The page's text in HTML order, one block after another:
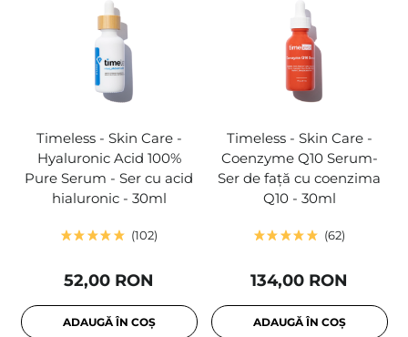
Timeless - Skin Care -
Hyaluronic Acid 100%
Pure Serum - Ser cu acid
hialuronic - 30ml
102
52,00 RON
ADAUGĂ ÎN COȘ
Timeless - Skin Care -
Coenzyme Q10 Serum-
Ser de față cu coenzima
Q10 - 30ml
62
134,00 RON
ADAUGĂ ÎN COȘ